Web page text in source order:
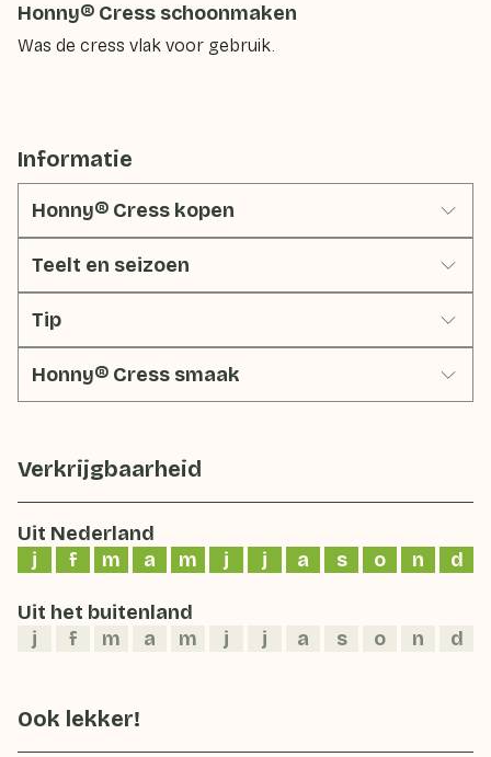
Honny® Cress schoonmaken
Was de cress vlak voor gebruik.
Informatie
Honny® Cress kopen
Teelt en seizoen
Tip
Honny® Cress smaak
Verkrijgbaarheid
Uit Nederland
j
f m a m j j a s o n d
Uit het buitenland
j
f m a m j j a s o n d
Ook lekker!